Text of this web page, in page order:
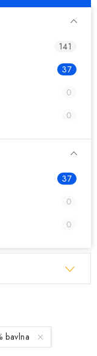
141
37
0
0
37
0
0
bavlna